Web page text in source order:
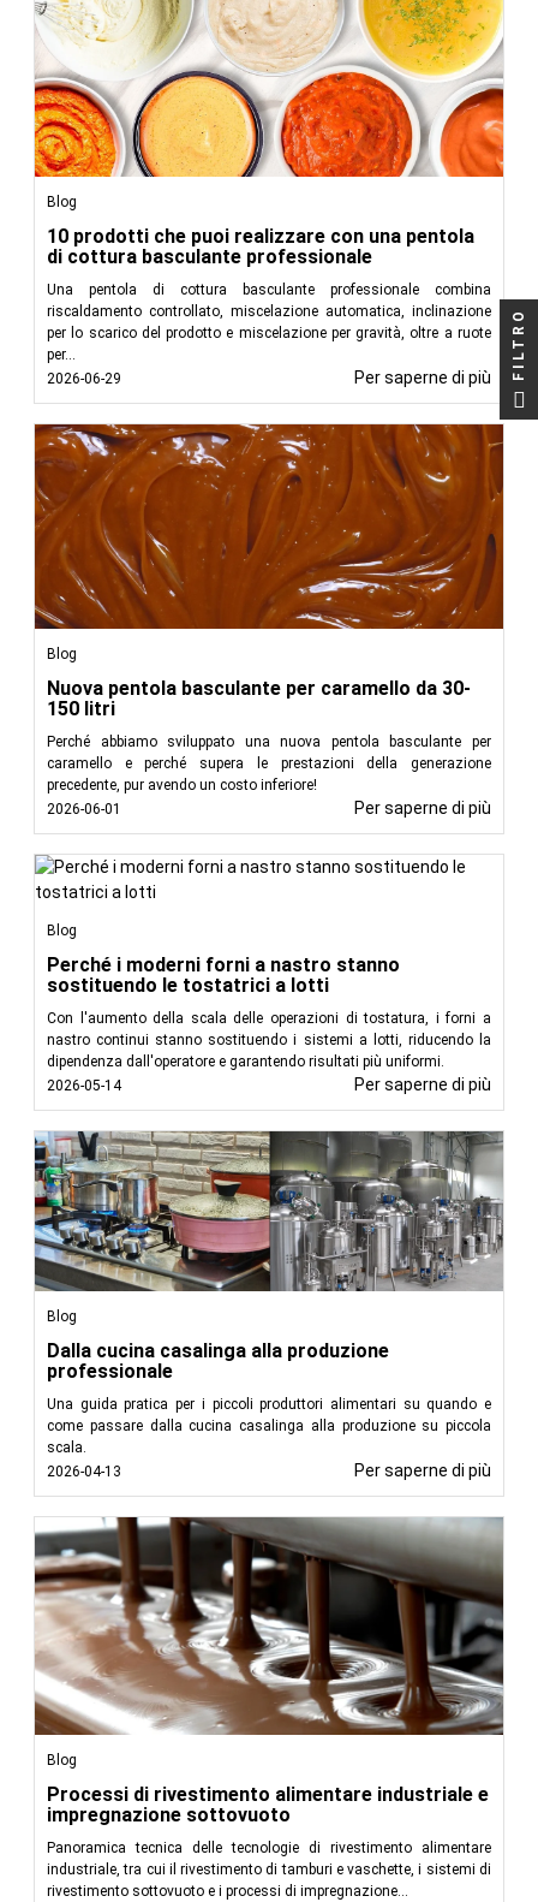
Blog
10 prodotti che puoi realizzare con una pentola
di cottura basculante professionale
Una pentola di cottura basculante professionale combina
riscaldamento controllato, miscelazione automatica, inclinazione
per lo scarico del prodotto e miscelazione per gravità, oltre a ruote
per...
2026-06-29
Per saperne di più
Blog
Nuova pentola basculante per caramello da 30-
150 litri
Perché abbiamo sviluppato una nuova pentola basculante per
caramello e perché supera le prestazioni della generazione
precedente, pur avendo un costo inferiore!
2026-06-01
Per saperne di più
Blog
Perché i moderni forni a nastro stanno
sostituendo le tostatrici a lotti
Con l'aumento della scala delle operazioni di tostatura, i forni a
nastro continui stanno sostituendo i sistemi a lotti, riducendo la
dipendenza dall'operatore e garantendo risultati più uniformi.
2026-05-14
Per saperne di più
Blog
Dalla cucina casalinga alla produzione
professionale
Una guida pratica per i piccoli produttori alimentari su quando e
come passare dalla cucina casalinga alla produzione su piccola
scala.
2026-04-13
Per saperne di più
Blog
Processi di rivestimento alimentare industriale e
impregnazione sottovuoto
Panoramica tecnica delle tecnologie di rivestimento alimentare
industriale, tra cui il rivestimento di tamburi e vaschette, i sistemi di
rivestimento sottovuoto e i processi di impregnazione...
FILTRO